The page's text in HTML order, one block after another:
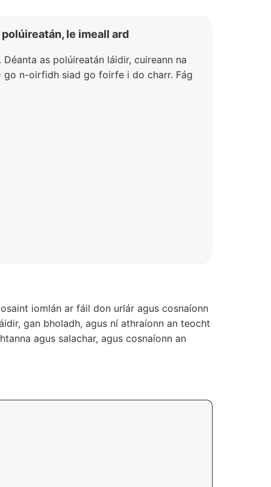
le imeall ard
as polúireatán láidir, cuireann na
go n-oirfidh siad go foirfe i do charr. Fág
iomlán ar fáil don urlár agus cosnaíonn
gan bholadh, agus ní athraíonn an teocht
agus salachar, agus cosnaíonn an